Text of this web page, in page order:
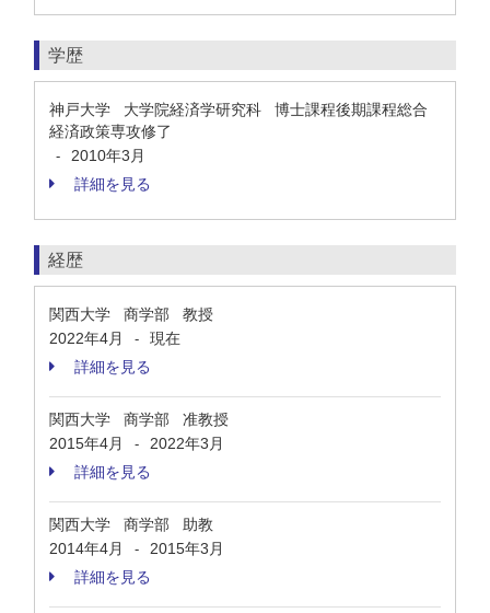
学歴
神戸大学 大学院経済学研究科 博士課程後期課程総合
経済政策専攻修了
-
2010年3月
詳細を見る
経歴
関西大学 商学部 教授
2022年4月
-
現在
詳細を見る
関西大学 商学部 准教授
2015年4月
-
2022年3月
詳細を見る
関西大学 商学部 助教
2014年4月
-
2015年3月
詳細を見る